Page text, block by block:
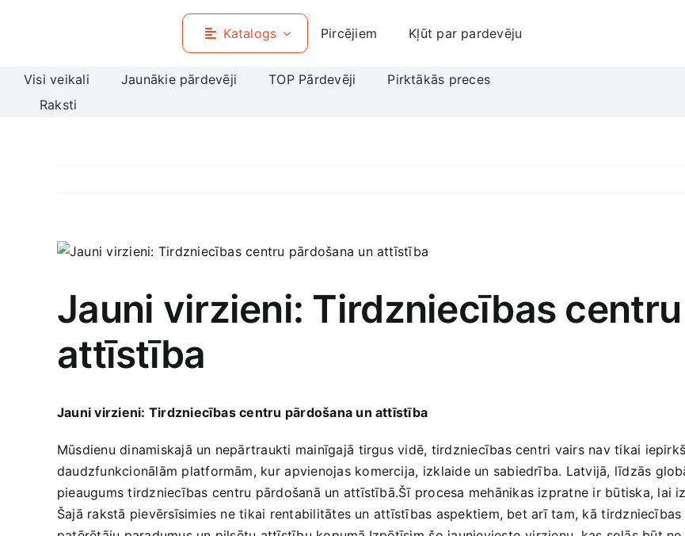
Katalogs Pircējiem Kļūt par pardevēju
Visi veikali Jaunākie pārdevēji TOP Pārdevēji
Pirktākās preces
Raksti
View
Image
Jauni virzieni: Tirdzniecības
attīstība
Jauni virzieni: Tirdzniecības centru pārdošana un attīstība
Mūsdienu dinamiskajā un nepārtraukti mainīgajā⁢ tirgus vidē, tirdzniecības centri vairs nav tikai
daudzfunkcionālām platformām, kur ⁢apvienojas komercija, ⁢izklaide un ​sabiedrība. Latvijā, līdzās
pieaugums tirdzniecības⁣ centru pārdošanā un attīstībā.Šī procesa mehānikas izpratne ir būtiska, lai
Šajā rakstā pievērsīsimies ne tikai ​rentabilitātes un attīstības aspektiem, bet arī tam, kā